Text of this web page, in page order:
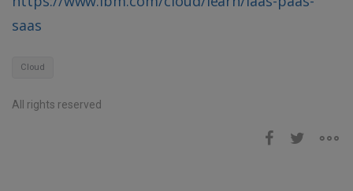
saas
Cloud
All rights reserved